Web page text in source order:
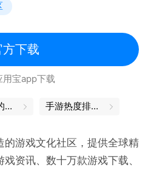
方下载
用宝app下载
下载软件的软件 手游热度排行榜
的游戏文化社区，提供全球精
资讯、数十万款游戏下载、